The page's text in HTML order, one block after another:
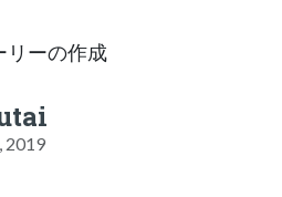
リーの作成
2019